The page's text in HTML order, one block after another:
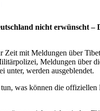
nicht erwünscht
Zeit mit Meldungen über
Meldungen über
unter, werden ausgeblendet.
was können die